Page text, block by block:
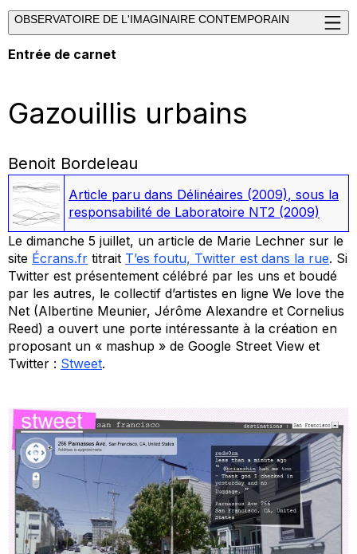
OBSERVATOIRE DE L'IMAGINAIRE CONTEMPORAIN
Entrée de carnet
Gazouillis urbains
Benoit Bordeleau
Article paru dans Délinéaires (2009), sous la
responsabilité de Laboratoire NT2 (2009)
Le dimanche 5 juillet, un article de Marie Lechner sur le
site Écrans.fr titrait T’es foutu, Twitter est dans la rue. Si
Twitter est présentement célébré par les uns et boudé
par les autres, le collectif d’artistes en ligne We love the
Net (Albertine Meunier, Jérôme Alexandre et Cornelius
Reed) a ouvert une porte intéressante à la création en
proposant un « mashup » de Google Street View et
Twitter : Stweet.